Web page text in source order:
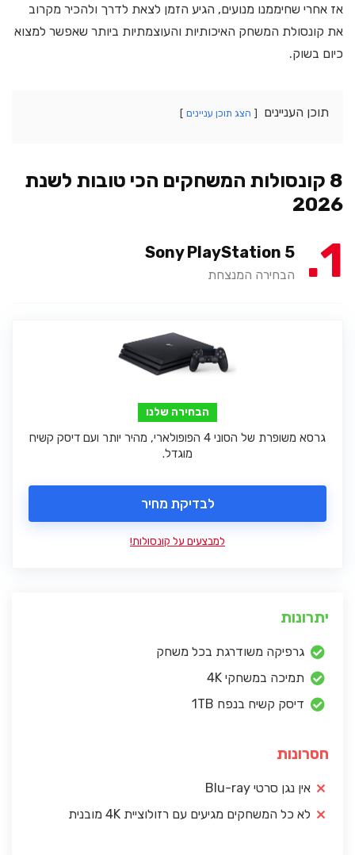
אז אחרי שחיממנו מנועים, הגיע הזמן לצאת לדרך ולהכיר מקרוב
את קונסולת המשחק האיכותיות והעוצמתיות ביותר שאפשר למצוא
כיום בשוק.
תוכן העניינים הצג תוכן עניינים
8 קונסולות המשחקים הכי טובות לשנת
2026
1
Sony PlayStation 5
הבחירה המנצחת
הבחירה שלנו
גרסא משופרת של הסוני 4 הפופולארי, מהיר יותר ועם דיסק קשיח
מוגדל.
לבדיקת מחיר
למבצעים על קונסולות!
יתרונות
גרפיקה משודרגת בכל משחק
תמיכה במשחקי 4K
דיסק קשיח בנפח 1TB
חסרונות
אין נגן סרטי Blu-ray
לא כל המשחקים מגיעים עם רזולוציית 4K מובנית